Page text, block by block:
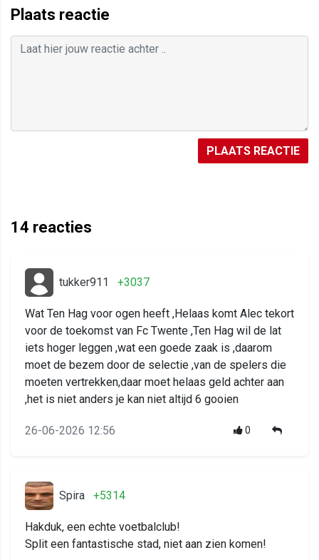
Plaats reactie
PLAATS REACTIE
14 reacties
tukker911 +3037
Wat Ten Hag voor ogen heeft ,Helaas komt Alec tekort
voor de toekomst van Fc Twente ,Ten Hag wil de lat
iets hoger leggen ,wat een goede zaak is ,daarom
moet de bezem door de selectie ,van de spelers die
moeten vertrekken,daar moet helaas geld achter aan
,het is niet anders je kan niet altijd 6 gooien
26-06-2026 12:56 0
Spira +5314
Hakduk, een echte voetbalclub!
Split een fantastische stad, niet aan zien komen!